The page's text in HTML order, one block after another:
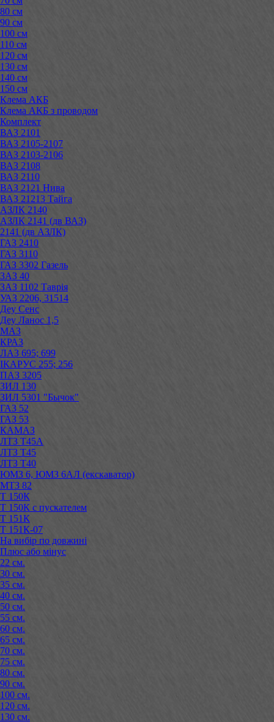
80 см
90 см
100 см
110 см
120 см
130 см
140 см
150 см
Клема АКБ
Клема АКБ з проводом
Комплект
ВАЗ 2101
ВАЗ 2105-2107
ВАЗ 2103-2106
ВАЗ 2108
ВАЗ 2110
ВАЗ 2121 Нива
ВАЗ 21213 Тайга
АЗЛК 2140
АЗЛК 2141 (дв ВАЗ)
2141 (дв АЗЛК)
ГАЗ 2410
ГАЗ 3110
ГАЗ 3302 Газель
ЗАЗ 40
ЗАЗ 1102 Таврія
УАЗ 2206, 31514
Деу Сенс
Деу Ланос 1,5
МАЗ
КРАЗ
ЛАЗ 695; 699
ІКАРУС 255; 256
ПАЗ 3205
ЗИЛ 130
ЗИЛ 5301 "Бычок"
ГАЗ 52
ГАЗ 53
КАМАЗ
ЛТЗ Т45А
ЛТЗ Т45
ЛТЗ Т40
ЮМЗ 6, ЮМЗ 6АЛ (екскаватор)
МТЗ 82
Т 150К
Т 150К с пускателем
Т 151К
Т 151К-07
На вибір по довжині
Плюс або мінус
22 см.
30 см.
35 см.
40 см.
50 см.
55 см.
60 см.
65 см.
70 см.
75 см.
80 см.
90 см.
100 см.
120 см.
130 см.